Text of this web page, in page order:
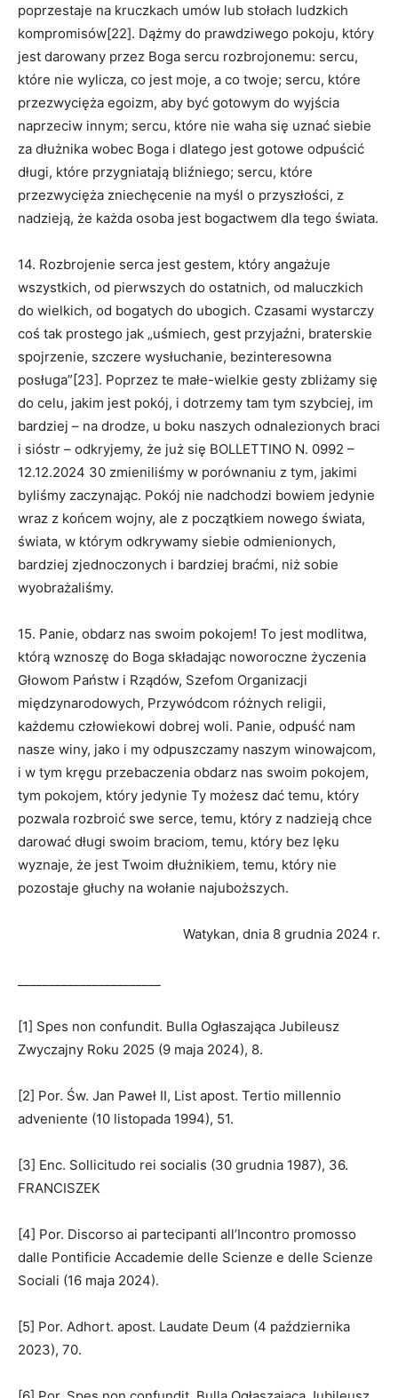
poprzestaje na kruczkach umów lub stołach ludzkich
kompromisów[22]. Dążmy do prawdziwego pokoju, który
jest darowany przez Boga sercu rozbrojonemu: sercu,
które nie wylicza, co jest moje, a co twoje; sercu, które
przezwycięża egoizm, aby być gotowym do wyjścia
naprzeciw innym; sercu, które nie waha się uznać siebie
za dłużnika wobec Boga i dlatego jest gotowe odpuścić
długi, które przygniatają bliźniego; sercu, które
przezwycięża zniechęcenie na myśl o przyszłości, z
nadzieją, że każda osoba jest bogactwem dla tego świata.
14. Rozbrojenie serca jest gestem, który angażuje
wszystkich, od pierwszych do ostatnich, od maluczkich
do wielkich, od bogatych do ubogich. Czasami wystarczy
coś tak prostego jak „uśmiech, gest przyjaźni, braterskie
spojrzenie, szczere wysłuchanie, bezinteresowna
posługa”[23]. Poprzez te małe-wielkie gesty zbliżamy się
do celu, jakim jest pokój, i dotrzemy tam tym szybciej, im
bardziej – na drodze, u boku naszych odnalezionych braci
i sióstr – odkryjemy, że już się BOLLETTINO N. 0992 –
12.12.2024 30 zmieniliśmy w porównaniu z tym, jakimi
byliśmy zaczynając. Pokój nie nadchodzi bowiem jedynie
wraz z końcem wojny, ale z początkiem nowego świata,
świata, w którym odkrywamy siebie odmienionych,
bardziej zjednoczonych i bardziej braćmi, niż sobie
wyobrażaliśmy.
15. Panie, obdarz nas swoim pokojem! To jest modlitwa,
którą wznoszę do Boga składając noworoczne życzenia
Głowom Państw i Rządów, Szefom Organizacji
międzynarodowych, Przywódcom różnych religii,
każdemu człowiekowi dobrej woli. Panie, odpuść nam
nasze winy, jako i my odpuszczamy naszym winowajcom,
i w tym kręgu przebaczenia obdarz nas swoim pokojem,
tym pokojem, który jedynie Ty możesz dać temu, który
pozwala rozbroić swe serce, temu, który z nadzieją chce
darować długi swoim braciom, temu, który bez lęku
wyznaje, że jest Twoim dłużnikiem, temu, który nie
pozostaje głuchy na wołanie najuboższych.
Watykan, dnia 8 grudnia 2024 r.
[1] Spes non confundit. Bulla Ogłaszająca Jubileusz
Zwyczajny Roku 2025 (9 maja 2024), 8.
[2] Por. Św. Jan Paweł II, List apost. Tertio millennio
adveniente (10 listopada 1994), 51.
[3] Enc. Sollicitudo rei socialis (30 grudnia 1987), 36.
FRANCISZEK
[4] Por. Discorso ai partecipanti all’Incontro promosso
dalle Pontificie Accademie delle Scienze e delle Scienze
Sociali (16 maja 2024).
[5] Por. Adhort. apost. Laudate Deum (4 października
2023), 70.